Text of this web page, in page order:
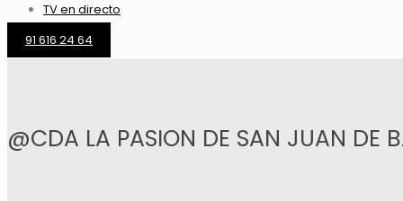
TV en directo
91 616 24 64
@CDA LA PASION DE SAN JUAN DE